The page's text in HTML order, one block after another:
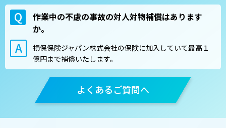
作業中の不慮の事故の対人対物補償はあります
か。
損保保険ジャパン株式会社の保険に加入していて最高１
億円まで補償いたします。
よくあるご質問へ